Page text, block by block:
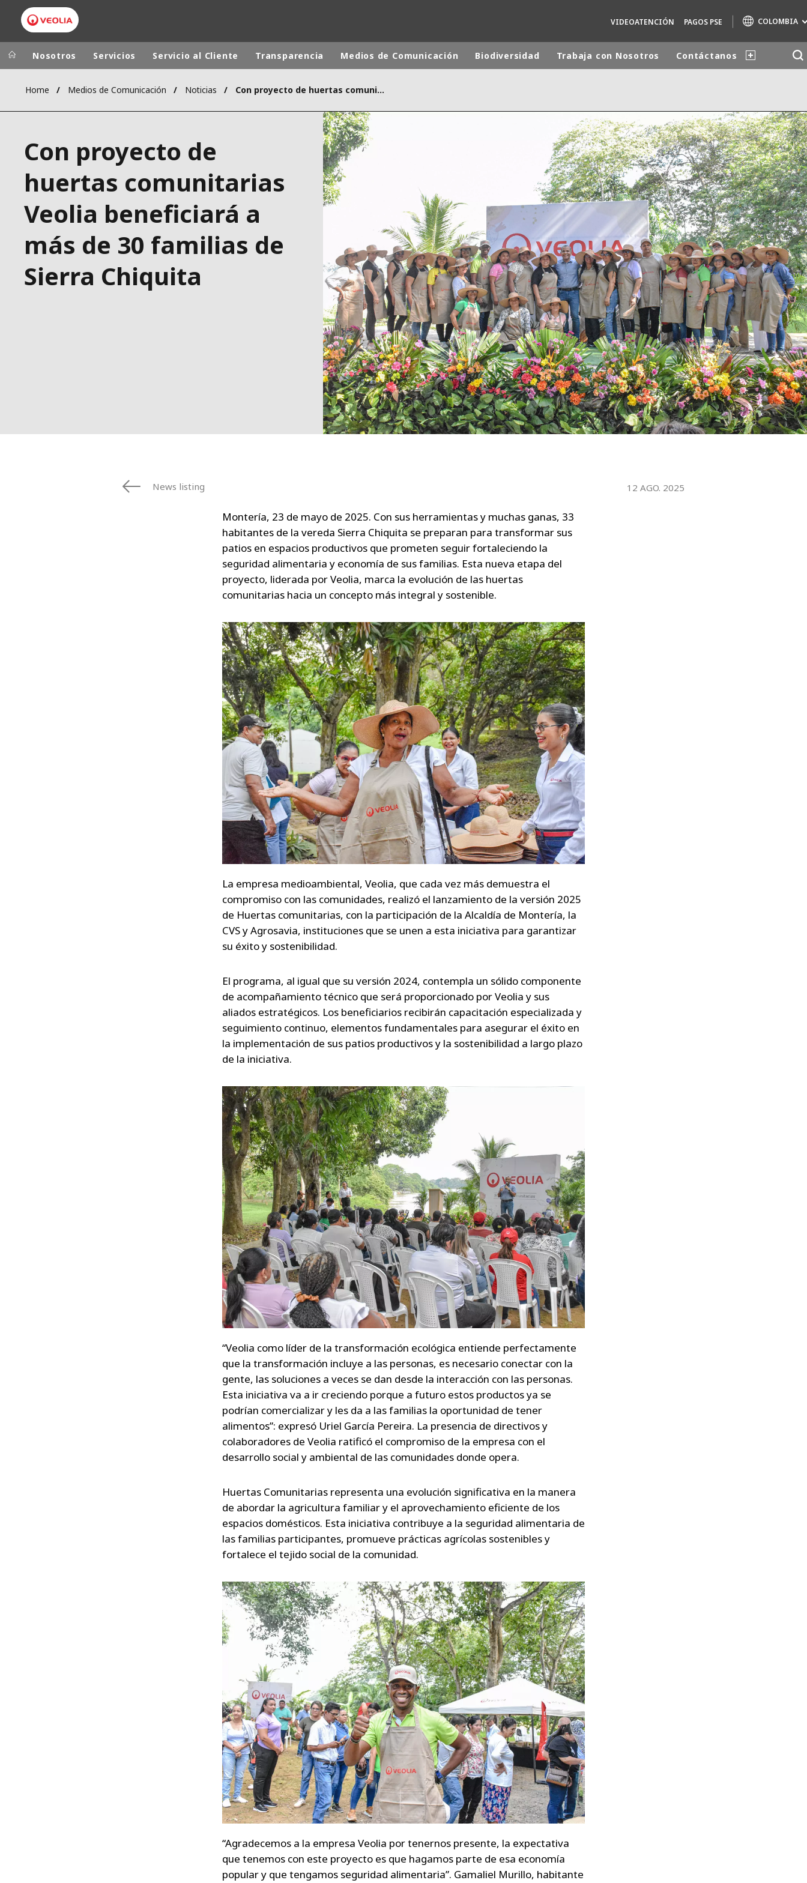
VIDEOATENCIÓN PAGOS PSE COLOMBIA
Grupo Veolia
CAMPUS
FUNDACIÓN
INSTITUTO
Presencia mundial
AUSTRALIA Y NUEVA ZELANDA
AIR QUALITY
ENGINEERING & CONSULTING
HAZARDOUS WASTE EUROPE
INDUSTRIAS SOLUCIONES GLOBALES
NUCLEAR SOLUTIONS
OFIS
SEDE BENELUX
VEOLIA AGRICULTURE
WATER TECHNOLOGIES
Nosotros Servicios Servicio al Cliente Transparencia Medios de Comunicación Biodiversidad Trabaja con Nosotros Contáctanos
Home Medios de Comunicación Noticias Con proyecto de huertas comunitarias Veolia beneficiará a más de 30 familias de Sierra Chiquita
Con proyecto de
huertas comunitarias
Veolia beneficiará a
más de 30 familias de
Sierra Chiquita
News listing 12 AGO. 2025
Montería, 23 de mayo de 2025. Con sus herramientas y muchas ganas, 33
habitantes de la vereda Sierra Chiquita se preparan para transformar sus
patios en espacios productivos que prometen seguir fortaleciendo la
seguridad alimentaria y economía de sus familias. Esta nueva etapa del
proyecto, liderada por Veolia, marca la evolución de las huertas
comunitarias hacia un concepto más integral y sostenible.
La empresa medioambiental, Veolia, que cada vez más demuestra el
compromiso con las comunidades, realizó el lanzamiento de la versión 2025
de Huertas comunitarias, con la participación de la Alcaldía de Montería, la
CVS y Agrosavia, instituciones que se unen a esta iniciativa para garantizar
su éxito y sostenibilidad.
El programa, al igual que su versión 2024, contempla un sólido componente
de acompañamiento técnico que será proporcionado por Veolia y sus
aliados estratégicos. Los beneficiarios recibirán capacitación especializada y
seguimiento continuo, elementos fundamentales para asegurar el éxito en
la implementación de sus patios productivos y la sostenibilidad a largo plazo
de la iniciativa.
“Veolia como líder de la transformación ecológica entiende perfectamente
que la transformación incluye a las personas, es necesario conectar con la
gente, las soluciones a veces se dan desde la interacción con las personas.
Esta iniciativa va a ir creciendo porque a futuro estos productos ya se
podrían comercializar y les da a las familias la oportunidad de tener
alimentos”: expresó Uriel García Pereira. La presencia de directivos y
colaboradores de Veolia ratificó el compromiso de la empresa con el
desarrollo social y ambiental de las comunidades donde opera.
Huertas Comunitarias representa una evolución significativa en la manera
de abordar la agricultura familiar y el aprovechamiento eficiente de los
espacios domésticos. Esta iniciativa contribuye a la seguridad alimentaria de
las familias participantes, promueve prácticas agrícolas sostenibles y
fortalece el tejido social de la comunidad.
“Agradecemos a la empresa Veolia por tenernos presente, la expectativa
que tenemos con este proyecto es que hagamos parte de esa economía
popular y que tengamos seguridad alimentaria”. Gamaliel Murillo, habitante